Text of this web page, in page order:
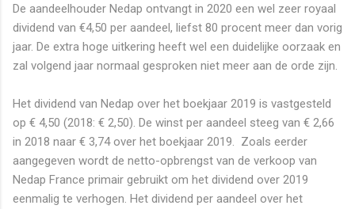
De aandeelhouder Nedap ontvangt in 2020 een wel zeer royaal
dividend van €4,50 per aandeel, liefst 80 procent meer dan vorig
jaar. De extra hoge uitkering heeft wel een duidelijke oorzaak en
zal volgend jaar normaal gesproken niet meer aan de orde zijn.
Het dividend van Nedap over het boekjaar 2019 is vastgesteld
op € 4,50 (2018: € 2,50). De winst per aandeel steeg van € 2,66
in 2018 naar € 3,74 over het boekjaar 2019. Zoals eerder
aangegeven wordt de netto-opbrengst van de verkoop van
Nedap France primair gebruikt om het dividend over 2019
eenmalig te verhogen. Het dividend per aandeel over het